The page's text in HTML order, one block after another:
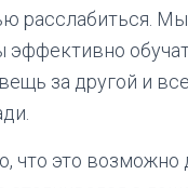
расслабиться.
эффективно
за другой и
что это